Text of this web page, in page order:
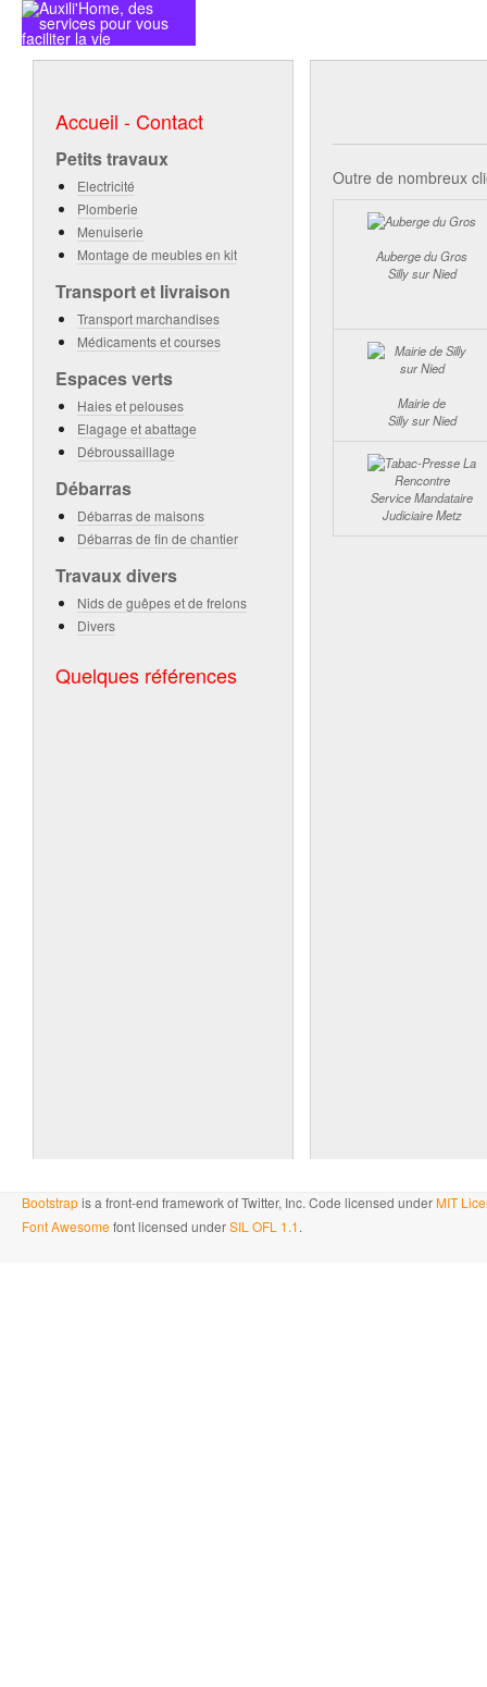
Outre de nombreux
Auberge du Gros
Silly sur Nied
Mairie de
Silly sur Nied
Service Mandataire
Judiciaire Metz
Accueil - Contact
Petits travaux
Electricité
Plomberie
Menuiserie
Montage de meubles en kit
Transport et livraison
Transport marchandises
Médicaments et courses
Espaces verts
Haies et pelouses
Elagage et abattage
Débroussaillage
Débarras
Débarras de maisons
Débarras de fin de chantier
Travaux divers
Nids de guêpes et de frelons
Divers
Quelques références
Bootstrapis a front-end framework of Twitter, Inc. Code licensed underMIT
Font Awesomefont licensed underSIL OFL 1.1.